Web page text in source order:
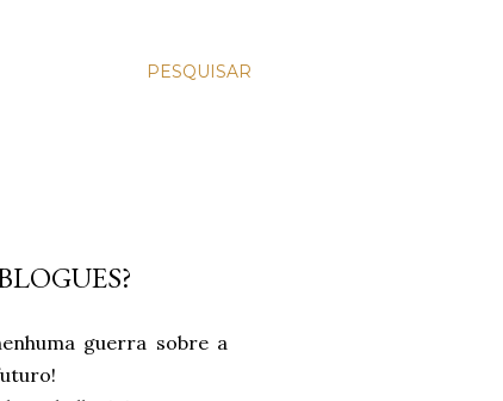
PESQUISAR
guerra sobre a